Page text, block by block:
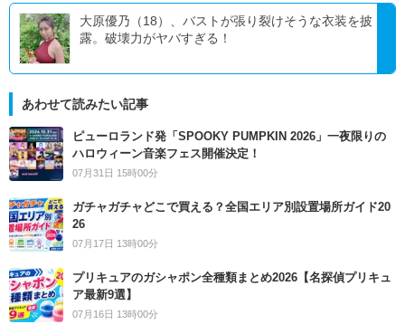
大原優乃（18）、バストが張り裂けそうな衣装を披
露。破壊力がヤバすぎる！
あわせて読みたい記事
ピューロランド発「SPOOKY PUMPKIN 2026」一夜限りの
ハロウィーン音楽フェス開催決定！
07月31日 15時00分
ガチャガチャどこで買える？全国エリア別設置場所ガイド20
26
07月17日 13時00分
プリキュアのガシャポン全種類まとめ2026【名探偵プリキュ
ア最新9選】
07月16日 13時00分